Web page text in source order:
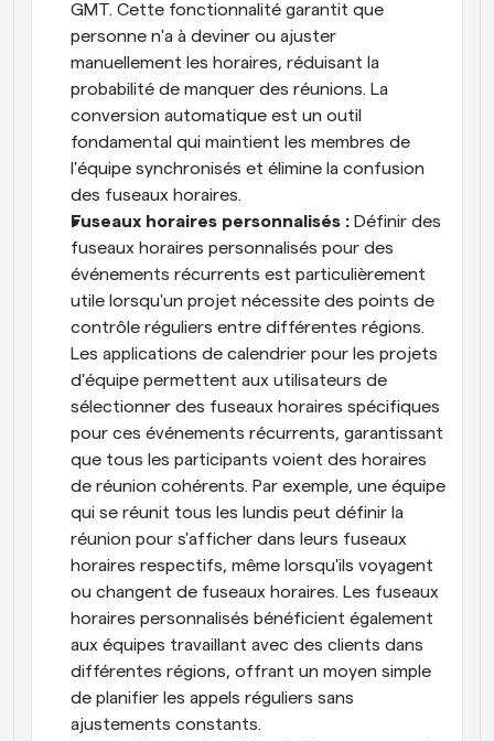
GMT. Cette fonctionnalité garantit que
personne n'a à deviner ou ajuster
manuellement les horaires, réduisant la
probabilité de manquer des réunions. La
conversion automatique est un outil
fondamental qui maintient les membres de
l'équipe synchronisés et élimine la confusion
des fuseaux horaires.
Fuseaux horaires personnalisés : Définir des
fuseaux horaires personnalisés pour des
événements récurrents est particulièrement
utile lorsqu'un projet nécessite des points de
contrôle réguliers entre différentes régions.
Les applications de calendrier pour les projets
d'équipe permettent aux utilisateurs de
sélectionner des fuseaux horaires spécifiques
pour ces événements récurrents, garantissant
que tous les participants voient des horaires
de réunion cohérents. Par exemple, une équipe
qui se réunit tous les lundis peut définir la
réunion pour s'afficher dans leurs fuseaux
horaires respectifs, même lorsqu'ils voyagent
ou changent de fuseaux horaires. Les fuseaux
horaires personnalisés bénéficient également
aux équipes travaillant avec des clients dans
différentes régions, offrant un moyen simple
de planifier les appels réguliers sans
ajustements constants.